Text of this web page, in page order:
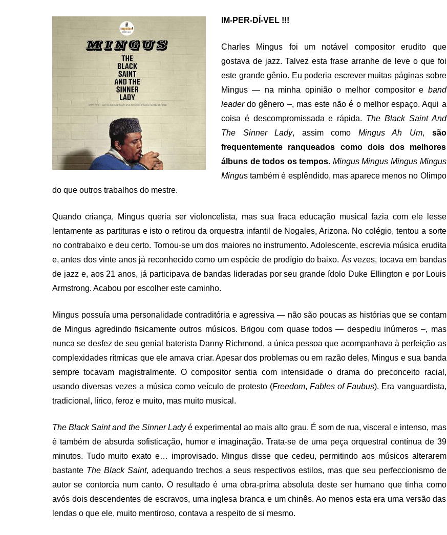
IM-PER-DÍ-VEL !!!
Charles Mingus foi um notável compositor erudito que
gostava de jazz. Talvez esta frase arranhe de leve o que foi
este grande gênio. Eu poderia escrever muitas páginas sobre
Mingus — na minha opinião o melhor compositor e band
leaderdo gênero –, mas este não é o melhor espaço. Aqui a
coisa é descompromissada e rápida. The Black Saint And
The Sinner Lady, assim como Mingus Ah Um, são
frequentemente ranqueados como dois dos melhores
álbuns de todos os tempos. Mingus Mingus Mingus Mingus
Mingus também é esplêndido, mas aparece menos no Olimpo
do que outros trabalhos do mestre.
Quando criança, Mingus queria ser violoncelista, mas sua fraca educação musical fazia com ele lesse
lentamente as partituras e isto o retirou da orquestra infantil de Nogales, Arizona. No colégio, tentou a sorte
no contrabaixo e deu certo. Tornou-se um dos maiores no instrumento. Adolescente, escrevia música erudita
e, antes dos vinte anos já reconhecido como um espécie de prodígio do baixo. Às vezes, tocava em bandas
de jazz e, aos 21 anos, já participava de bandas lideradas por seu grande ídolo Duke Ellington e por Louis
Armstrong. Acabou por escolher este caminho.
Mingus possuía uma personalidade contraditória e agressiva — não são poucas as histórias que se contam
de Mingus agredindo fisicamente outros músicos. Brigou com quase todos — despediu inúmeros –, mas
nunca se desfez de seu genial baterista Danny Richmond, a única pessoa que acompanhava à perfeição as
complexidades rítmicas que ele amava criar. Apesar dos problemas ou em razão deles, Mingus e sua banda
sempre tocavam magistralmente. O compositor sentia com intensidade o drama do preconceito racial,
usando diversas vezes a música como veículo de protesto (Freedom,Fables of Faubus). Era vanguardista,
tradicional, lírico, feroz e muito, mas muito musical.
The Black Saint and the Sinner Ladyé experimental ao mais alto grau. É som de rua, visceral e intenso, mas
é também de absurda sofisticação, humor e imaginação. Trata-se de uma peça orquestral contínua de 39
minutos. Tudo muito exato e… improvisado. Mingus disse que cedeu, permitindo aos músicos alterarem
bastante The Black Saint, adequando trechos a seus respectivos estilos, mas que seu perfeccionismo de
autor se contorcia num canto. O resultado é uma obra-prima absoluta deste ser humano que tinha como
avós dois descendentes de escravos, uma inglesa branca e um chinês. Ao menos esta era uma versão das
lendas o que ele, muito mentiroso, contava a respeito de si mesmo.